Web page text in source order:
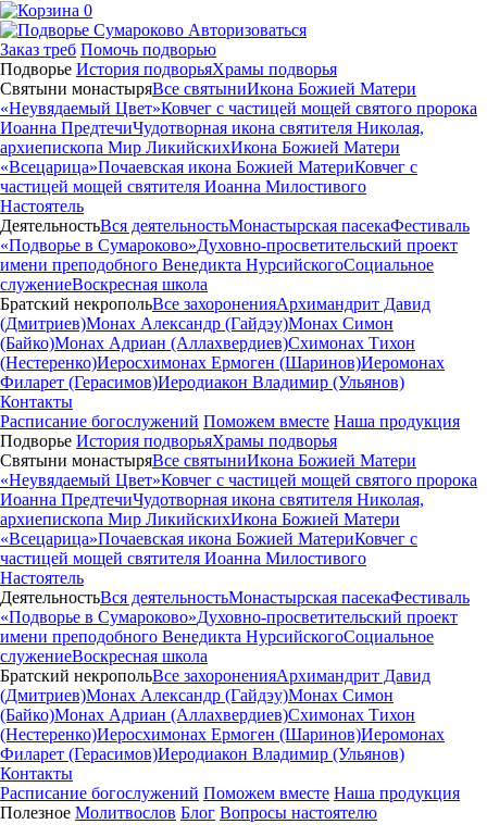
0
Авторизоваться
Заказ треб Помочь подворью
Подворье История подворьяХрамы подворья
Святыни монастыряВсе святыниИкона Божией Матери
«Неувядаемый Цвет»Ковчег с частицей мощей святого пророка
Иоанна ПредтечиЧудотворная икона святителя Николая,
архиепископа Мир ЛикийскихИкона Божией Матери
«Всецарица»Почаевская икона Божией МатериКовчег с
частицей мощей святителя Иоанна Милостивого
Настоятель
ДеятельностьВся деятельностьМонастырская пасекаФестиваль
«Подворье в Сумароково»Духовно-просветительский проект
имени преподобного Венедикта НурсийскогоСоциальное
служениеВоскресная школа
Братский некропольВсе захороненияАрхимандрит Давид
(Дмитриев)Монах Александр (Гайдэу)Монах Симон
(Байко)Монах Адриан (Аллахвердиев)Схимонах Тихон
(Нестеренко)Иеросхимонах Ермоген (Шаринов)Иеромонах
Филарет (Герасимов)Иеродиакон Владимир (Ульянов)
Контакты
Расписание богослужений Поможем вместе Наша продукция
Подворье История подворьяХрамы подворья
Святыни монастыряВсе святыниИкона Божией Матери
«Неувядаемый Цвет»Ковчег с частицей мощей святого пророка
Иоанна ПредтечиЧудотворная икона святителя Николая,
архиепископа Мир ЛикийскихИкона Божией Матери
«Всецарица»Почаевская икона Божией МатериКовчег с
частицей мощей святителя Иоанна Милостивого
Настоятель
ДеятельностьВся деятельностьМонастырская пасекаФестиваль
«Подворье в Сумароково»Духовно-просветительский проект
имени преподобного Венедикта НурсийскогоСоциальное
служениеВоскресная школа
Братский некропольВсе захороненияАрхимандрит Давид
(Дмитриев)Монах Александр (Гайдэу)Монах Симон
(Байко)Монах Адриан (Аллахвердиев)Схимонах Тихон
(Нестеренко)Иеросхимонах Ермоген (Шаринов)Иеромонах
Филарет (Герасимов)Иеродиакон Владимир (Ульянов)
Контакты
Расписание богослужений Поможем вместе Наша продукция
Полезное Молитвослов Блог Вопросы настоятелю